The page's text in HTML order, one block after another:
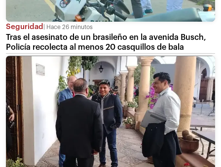
Seguridad Hace 26 minutos
Tras el asesinato de un brasileño en la avenida Busch,
Policía recolecta al menos 20 casquillos de bala